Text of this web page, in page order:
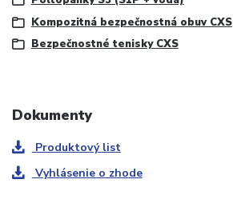
Kompozitná bezpečnostná obuv CXS
Bezpečnostné tenisky CXS
Dokumenty
Produktový list
Vyhlásenie o zhode